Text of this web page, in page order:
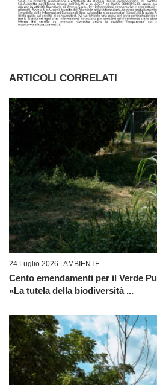
ARTICOLI CORRELATI
24 Luglio 2026 | AMBIENTE
Cento emendamenti per il Verde
«La tutela della biodiversità ...